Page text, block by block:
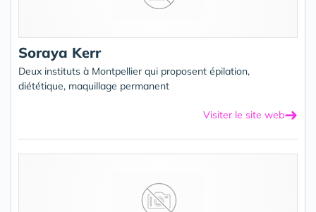
Soraya Kerr
Deux instituts à Montpellier qui proposent épilation,
diététique, maquillage permanent
Visiter le site web➜